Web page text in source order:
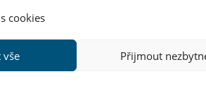
cookies
Přijmout